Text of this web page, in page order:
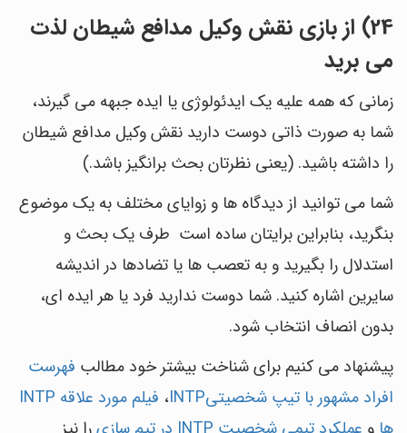
24) از بازی نقش وکیل مدافع شیطان لذت
می برید
زمانی که همه علیه یک ایدئولوژی یا ایده جبهه می گیرند،
شما به صورت ذاتی دوست دارید نقش وکیل مدافع شیطان
را داشته باشید. (یعنی نظرتان بحث برانگیز باشد.)
شما می توانید از دیدگاه ها و زوایای مختلف به یک موضوع
بنگرید، بنابراین برایتان ساده است طرف یک بحث و
استدلال را بگیرید و به تعصب ها یا تضادها در اندیشه
سایرین اشاره کنید. شما دوست ندارید فرد یا هر ایده ای،
بدون انصاف انتخاب شود.
پیشنهاد می کنیم برای شناخت بیشتر خود مطالب فهرست
افراد مشهور با تیپ شخصیتیINTP
،
فیلم مورد علاقه INTP